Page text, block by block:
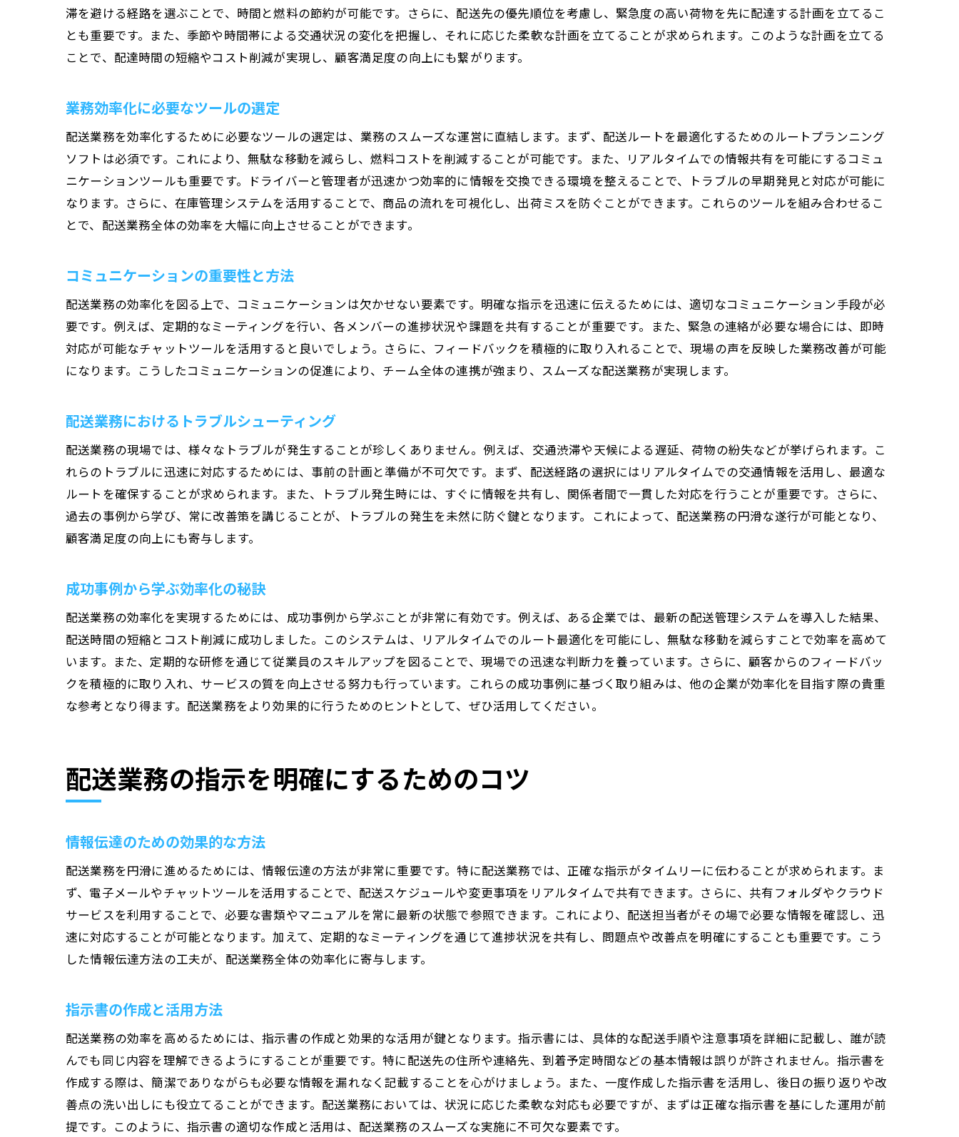
設備や車両の管理とメンテナンス
予期せぬトラブルへの迅速な対応法
業務効率を阻む要因の特定
地域ごとの配送ルート設定
時間指定配達の効果的な管理
特殊配送の指示プロセス
現場からのフィードバック事例
初めての指示に必要な要素とは
配送業務の基礎知識講座
安心して指示を出すための準備
配送業務における指示の重要性とその影響
指示の質が業務に与える影響
効率的な指示で得られる成果
指示の重要性を理解するための研修
スムーズな配送業務を実現するための指示のポイント
事前準備としての指示の整備
配送業務の流れを把握する方法
指示を効率的に伝えるテクニック
指示内容の定期的な見直し
労働環境改善のための指示方法
スタッフの働きやすい環境構築
指示改善で得られるスタッフの満足度
効率的な作業環境の整備
業務効率化に向けた社内制度の見直し
滞を避ける経路を選ぶことで、時間と燃料の節約が可能です。さらに、配送先の優先順位を考慮し、緊急度の高い荷物を先に配達する計画を立てるこ
とも重要です。また、季節や時間帯による交通状況の変化を把握し、それに応じた柔軟な計画を立てることが求められます。このような計画を立てる
ことで、配達時間の短縮やコスト削減が実現し、顧客満足度の向上にも繋がります。
業務効率化に必要なツールの選定
配送業務を効率化するために必要なツールの選定は、業務のスムーズな運営に直結します。まず、配送ルートを最適化するためのルートプランニング
ソフトは必須です。これにより、無駄な移動を減らし、燃料コストを削減することが可能です。また、リアルタイムでの情報共有を可能にするコミュ
ニケーションツールも重要です。ドライバーと管理者が迅速かつ効率的に情報を交換できる環境を整えることで、トラブルの早期発見と対応が可能に
なります。さらに、在庫管理システムを活用することで、商品の流れを可視化し、出荷ミスを防ぐことができます。これらのツールを組み合わせるこ
とで、配送業務全体の効率を大幅に向上させることができます。
コミュニケーションの重要性と方法
配送業務の効率化を図る上で、コミュニケーションは欠かせない要素です。明確な指示を迅速に伝えるためには、適切なコミュニケーション手段が必
要です。例えば、定期的なミーティングを行い、各メンバーの進捗状況や課題を共有することが重要です。また、緊急の連絡が必要な場合には、即時
対応が可能なチャットツールを活用すると良いでしょう。さらに、フィードバックを積極的に取り入れることで、現場の声を反映した業務改善が可能
になります。こうしたコミュニケーションの促進により、チーム全体の連携が強まり、スムーズな配送業務が実現します。
配送業務におけるトラブルシューティング
配送業務の現場では、様々なトラブルが発生することが珍しくありません。例えば、交通渋滞や天候による遅延、荷物の紛失などが挙げられます。こ
れらのトラブルに迅速に対応するためには、事前の計画と準備が不可欠です。まず、配送経路の選択にはリアルタイムでの交通情報を活用し、最適な
ルートを確保することが求められます。また、トラブル発生時には、すぐに情報を共有し、関係者間で一貫した対応を行うことが重要です。さらに、
過去の事例から学び、常に改善策を講じることが、トラブルの発生を未然に防ぐ鍵となります。これによって、配送業務の円滑な遂行が可能となり、
顧客満足度の向上にも寄与します。
成功事例から学ぶ効率化の秘訣
配送業務の効率化を実現するためには、成功事例から学ぶことが非常に有効です。例えば、ある企業では、最新の配送管理システムを導入した結果、
配送時間の短縮とコスト削減に成功しました。このシステムは、リアルタイムでのルート最適化を可能にし、無駄な移動を減らすことで効率を高めて
います。また、定期的な研修を通じて従業員のスキルアップを図ることで、現場での迅速な判断力を養っています。さらに、顧客からのフィードバッ
クを積極的に取り入れ、サービスの質を向上させる努力も行っています。これらの成功事例に基づく取り組みは、他の企業が効率化を目指す際の貴重
な参考となり得ます。配送業務をより効果的に行うためのヒントとして、ぜひ活用してください。
配送業務の指示を明確にするためのコツ
情報伝達のための効果的な方法
配送業務を円滑に進めるためには、情報伝達の方法が非常に重要です。特に配送業務では、正確な指示がタイムリーに伝わることが求められます。ま
ず、電子メールやチャットツールを活用することで、配送スケジュールや変更事項をリアルタイムで共有できます。さらに、共有フォルダやクラウド
サービスを利用することで、必要な書類やマニュアルを常に最新の状態で参照できます。これにより、配送担当者がその場で必要な情報を確認し、迅
速に対応することが可能となります。加えて、定期的なミーティングを通じて進捗状況を共有し、問題点や改善点を明確にすることも重要です。こう
した情報伝達方法の工夫が、配送業務全体の効率化に寄与します。
指示書の作成と活用方法
配送業務の効率を高めるためには、指示書の作成と効果的な活用が鍵となります。指示書には、具体的な配送手順や注意事項を詳細に記載し、誰が読
んでも同じ内容を理解できるようにすることが重要です。特に配送先の住所や連絡先、到着予定時間などの基本情報は誤りが許されません。指示書を
作成する際は、簡潔でありながらも必要な情報を漏れなく記載することを心がけましょう。また、一度作成した指示書を活用し、後日の振り返りや改
善点の洗い出しにも役立てることができます。配送業務においては、状況に応じた柔軟な対応も必要ですが、まずは正確な指示書を基にした運用が前
提です。このように、指示書の適切な作成と活用は、配送業務のスムーズな実施に不可欠な要素です。